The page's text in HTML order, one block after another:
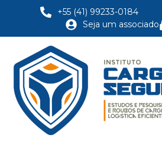
+55 (41) 99233-0184
Seja um associado